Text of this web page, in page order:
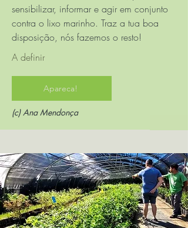
sensibilizar, informar e agir em conjunto
contra o lixo marinho. Traz a tua boa
disposição, nós fazemos o resto!
A definir
Apareca!
(c) Ana Mendonça